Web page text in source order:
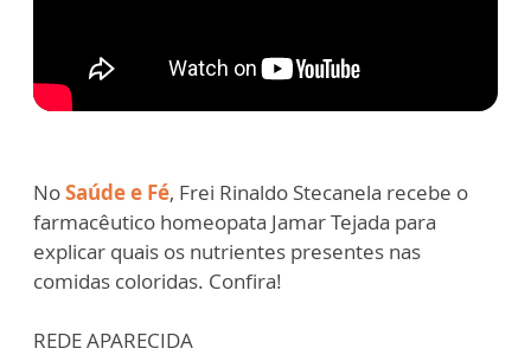
NoSaúde e Fé, Frei Rinaldo Stecanela recebe o
farmacêutico homeopata Jamar Tejada para
explicar quais os nutrientes presentes nas
comidas coloridas. Confira!
REDE APARECIDA